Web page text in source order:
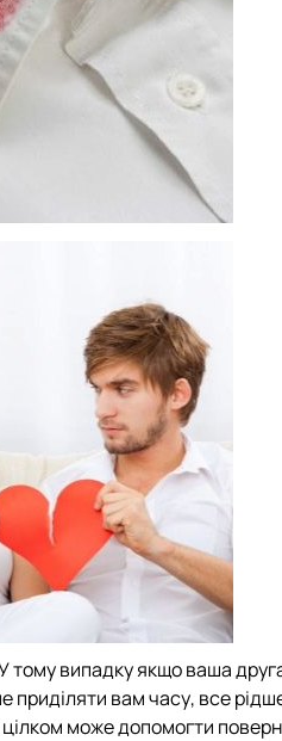
тому випадку якщо ваша
вам часу, все
може допомогти